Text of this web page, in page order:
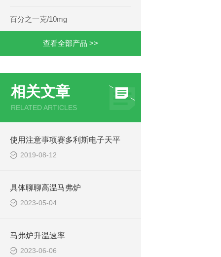
百分之一克/10mg
查看全部产品 >>
相关文章
RELATED ARTICLES
使用注意事项赛多利斯电子天平
2019-08-12
具体聊聊高温马弗炉
2023-05-04
马弗炉升温速率
2023-06-06